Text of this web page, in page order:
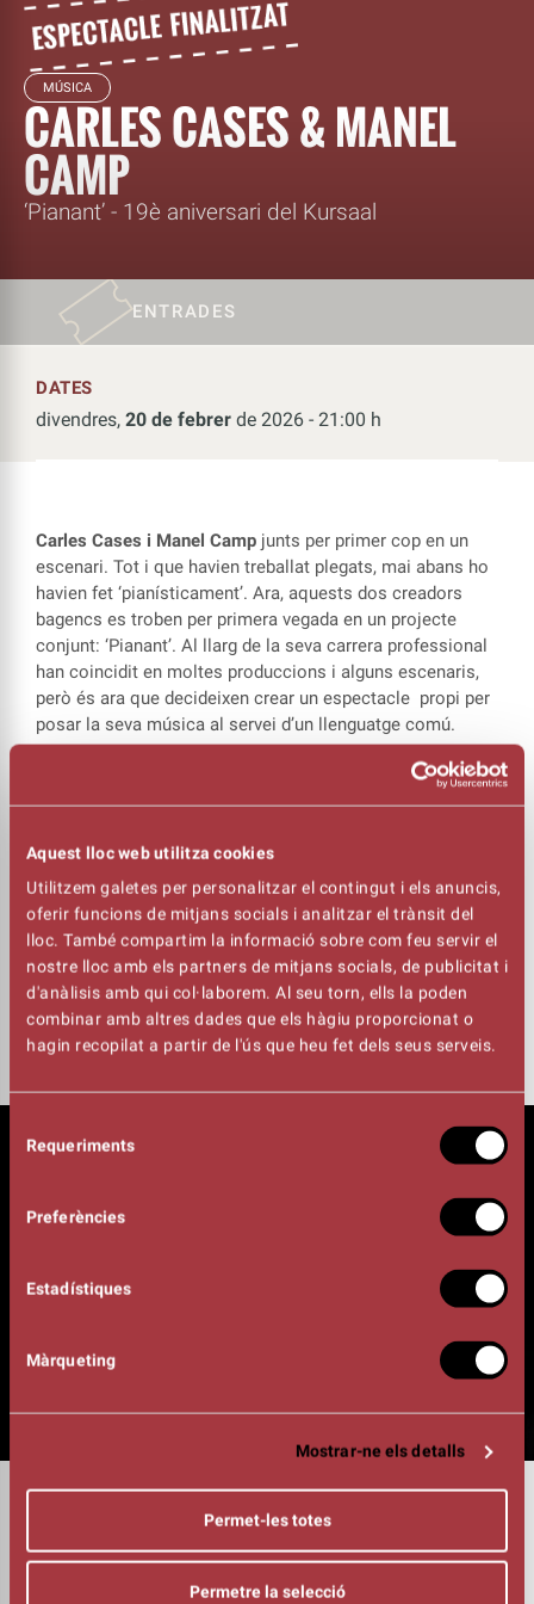
Aquest lloc web utilitza cookies
Utilitzem galetes per personalitzar el contingut i els anuncis,
oferir funcions de mitjans socials i analitzar el trànsit del
lloc. També compartim la informació sobre com feu servir el
nostre lloc amb els partners de mitjans socials, de publicitat i
d'anàlisis amb qui col·laborem. Al seu torn, ells la poden
combinar amb altres dades que els hàgiu proporcionat o
hagin recopilat a partir de l'ús que heu fet dels seus serveis.
Requeriments
Preferències
Estadístiques
Màrqueting
Mostrar-ne els detalls
Permet-les totes
Permetre la selecció
MÚSICA
CARLES CASES & MANEL
CAMP
‘Pianant’ - 19è aniversari del Kursaal
ENTRADES
DATES
divendres, 20 de febrer de 2026 - 21:00 h
Carles Cases i Manel Camp junts per primer cop en un
escenari. Tot i que havien treballat plegats, mai abans ho
havien fet ‘pianísticament’. Ara, aquests dos creadors
bagencs es troben per primera vegada en un projecte
conjunt: ‘Pianant’. Al llarg de la seva carrera professional
han coincidit en moltes produccions i alguns escenaris,
però és ara que decideixen crear un espectacle propi per
posar la seva música al servei d’un llenguatge comú.
UN CONCERT EXTRAORDINARI PER CELEBRAR ELS 19 ANYS DE
LA INAUGURACIÓ DEL KURSAAL
Carles Cases i Manel Camphan tingut una trajectòria
paral ·lela. Tots dos van ser arranjadors i directors
musicals de Lluís Llach. Camp va treballar-hi a la primera
etapa i als anys vuitanta li va passar el relleu a Cases.
Una vida de coincidències musicals que ara desemboca
en aquesta gira que s’estrena a Manresa, feta a mida i
amb un repertori format per composicions pròpies.
DURADA
Carles Cases